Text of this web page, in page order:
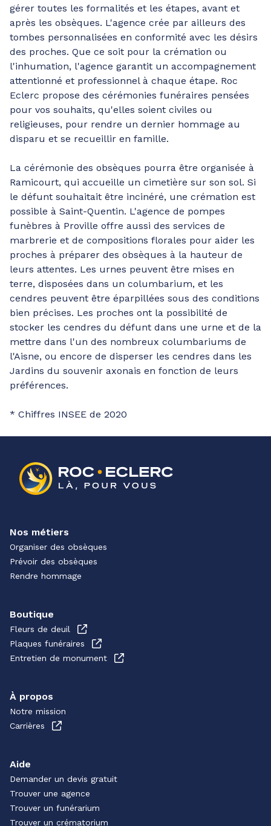
gérer toutes les formalités et les étapes, avant et
après les obsèques. L'agence crée par ailleurs des
tombes personnalisées en conformité avec les désirs
des proches. Que ce soit pour la crémation ou
l'inhumation, l'agence garantit un accompagnement
attentionné et professionnel à chaque étape. Roc
Eclerc propose des cérémonies funéraires pensées
pour vos souhaits, qu'elles soient civiles ou
religieuses, pour rendre un dernier hommage au
disparu et se recueillir en famille.
La cérémonie des obsèques pourra être organisée à
Ramicourt, qui accueille un cimetière sur son sol. Si
le défunt souhaitait être incinéré, une crémation est
possible à Saint-Quentin. L'agence de pompes
funèbres à Proville offre aussi des services de
marbrerie et de compositions florales pour aider les
proches à préparer des obsèques à la hauteur de
leurs attentes. Les urnes peuvent être mises en
terre, disposées dans un columbarium, et les
cendres peuvent être éparpillées sous des conditions
bien précises. Les proches ont la possibilité de
stocker les cendres du défunt dans une urne et de la
mettre dans l'un des nombreux columbariums de
l'Aisne, ou encore de disperser les cendres dans les
Jardins du souvenir axonais en fonction de leurs
préférences.
* Chiffres INSEE de 2020
Nos métiers
Organiser des obsèques
Prévoir des obsèques
Rendre hommage
Boutique
Fleurs de deuil
Plaques funéraires
Entretien de monument
À propos
Notre mission
Carrières
Aide
Demander un devis gratuit
Trouver une agence
Trouver un funérarium
Trouver un crématorium